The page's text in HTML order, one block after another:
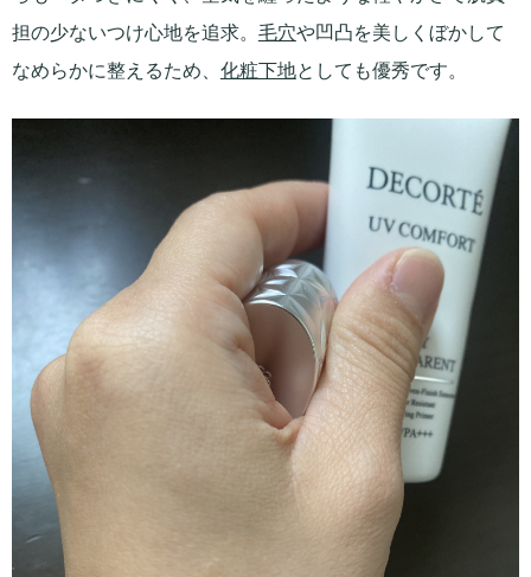
担の少ないつけ心地を追求。 毛穴や凹凸を美しくぼかして
なめらかに整えるため、 化粧下地としても優秀です。